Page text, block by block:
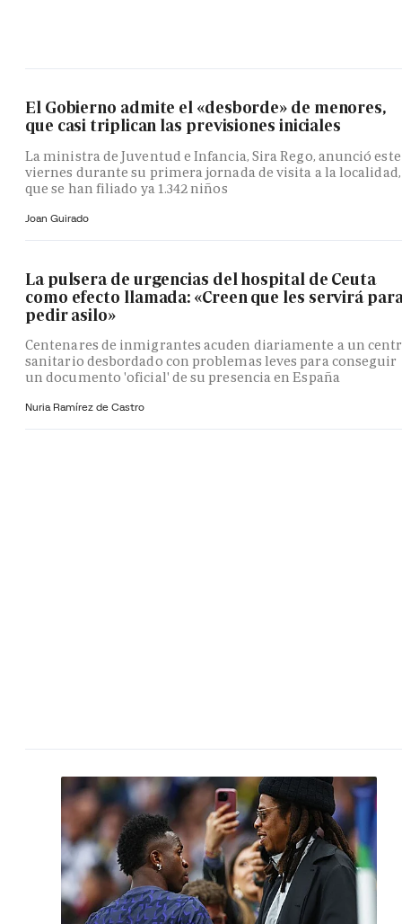
El Gobierno admite el «desborde» de menores,
que casi triplican las previsiones iniciales
La ministra de Juventud e Infancia, Sira Rego, anunció este
viernes durante su primera jornada de visita a la localidad,
que se han filiado ya 1.342 niños
Joan Guirado
La pulsera de urgencias del hospital de Ceuta
como efecto llamada: «Creen que les servirá
pedir asilo»
Centenares de inmigrantes acuden diariamente a un
sanitario desbordado con problemas leves para conseguir
un documento 'oficial' de su presencia en España
Nuria Ramírez de Castro